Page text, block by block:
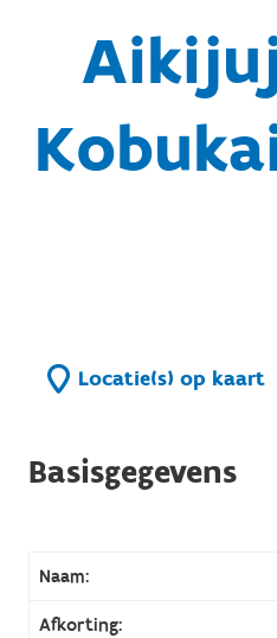
Locatie(s) op kaart
Basisgegevens
Naam:
Afkorting: